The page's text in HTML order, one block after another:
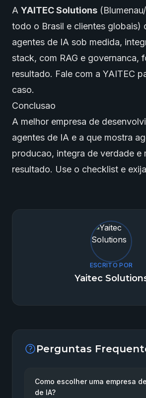
A YAITEC Solutions
todo o Brasil e clientes globais)
agentes de IA sob medida,
stack, com RAG e governanca,
resultado. Fale com a YAITEC
caso.
Conclusao
A melhor empresa de
agentes de IA e a que mostra
producao, integra de verdade e
resultado. Use o checklist e
ESCRITO POR
Yaitec
Perguntas
Como escolher uma empresa
de IA?